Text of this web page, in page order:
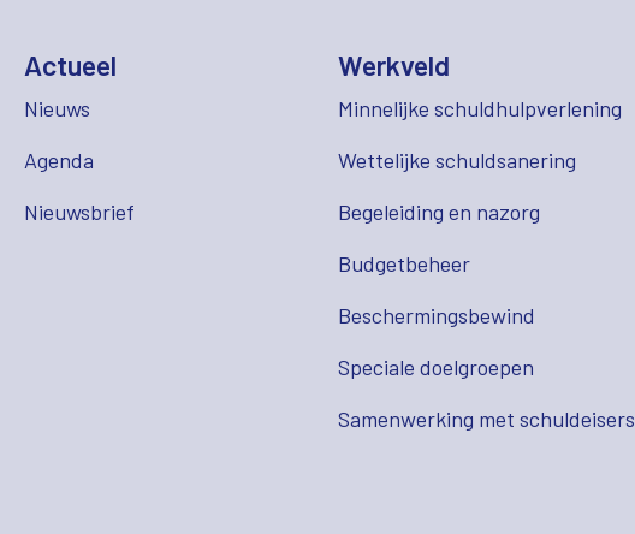
Actueel
Nieuws
Agenda
Nieuwsbrief
Werkveld
Minnelijke schuldhulpverlening
Wettelijke schuldsanering
Begeleiding en nazorg
Budgetbeheer
Beschermingsbewind
Speciale doelgroepen
Samenwerking met schuldeisers